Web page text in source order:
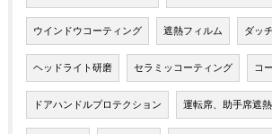
ウインドウコーティング 遮熱フィルム ダッ
ヘッドライト研磨 セラミッコーティング コ
ドアハンドルプロテクション 運転席、助手席遮